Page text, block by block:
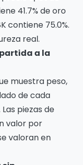
41.7% de oro
contiene 75.0%.
real.
a la
muestra peso,
de cada
piezas de
valor por
valoran en